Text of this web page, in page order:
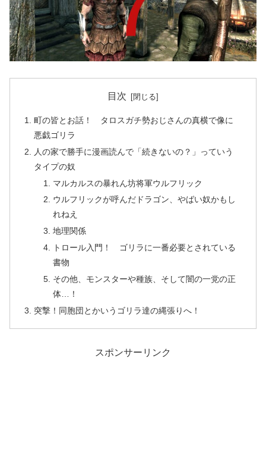
目次
町の皆とお話！ タロスガチ勢おじさんの真横で像に
悪戯ゴリラ
人の家で勝手に漫画読んで「続きないの？」っていう
タイプの奴
マルカルスの暴れん坊将軍ウルフリック
ウルフリックが呼んだドラゴン、やばい奴かもし
れねえ
地理関係
トロール入門！ ゴリラに一番必要とされている
書物
その他、モンスターや種族、そして闇の一党の正
体…！
突撃！同胞団とかいうゴリラ達の縄張りへ！
スポンサーリンク